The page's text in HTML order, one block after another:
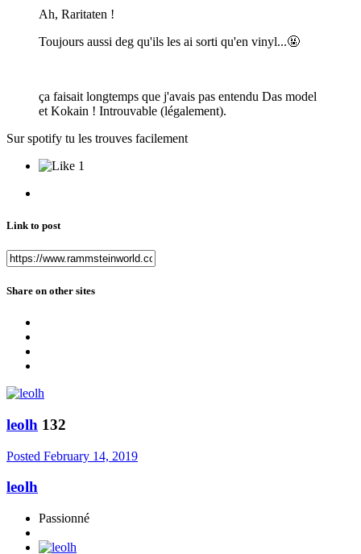
Ah, Raritaten !
Toujours aussi deg qu'ils les ai sorti qu'en vinyl...🤬
ça faisait longtemps que j'avais pas entendu Das model
et Kokain ! Introuvable (légalement).
Sur spotify tu les trouves facilement
1
Link to post
Share on other sites
leolh 132
Posted February 14, 2019
leolh
Passionné